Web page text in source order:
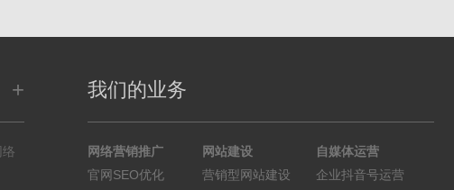
+ 我们的业务
网络营销推广
官网SEO优化
网站建设
营销型网站建设
自媒体运营
企业抖音号运营